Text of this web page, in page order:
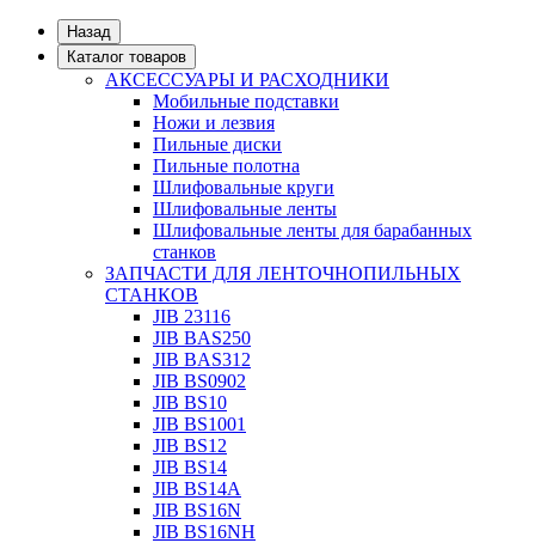
Назад
Каталог товаров
АКСЕССУАРЫ И РАСХОДНИКИ
Мобильные подставки
Ножи и лезвия
Пильные диски
Пильные полотна
Шлифовальные круги
Шлифовальные ленты
Шлифовальные ленты для барабанных
станков
ЗАПЧАСТИ ДЛЯ ЛЕНТОЧНОПИЛЬНЫХ
СТАНКОВ
JIB 23116
JIB BAS250
JIB BAS312
JIB BS0902
JIB BS10
JIB BS1001
JIB BS12
JIB BS14
JIB BS14А
JIB BS16N
JIB BS16NH